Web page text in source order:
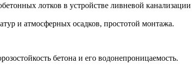
лотков в устройстве ливневой канализации
и атмосферных осадков, простотой монтажа.
бетона и его водонепроницаемость.